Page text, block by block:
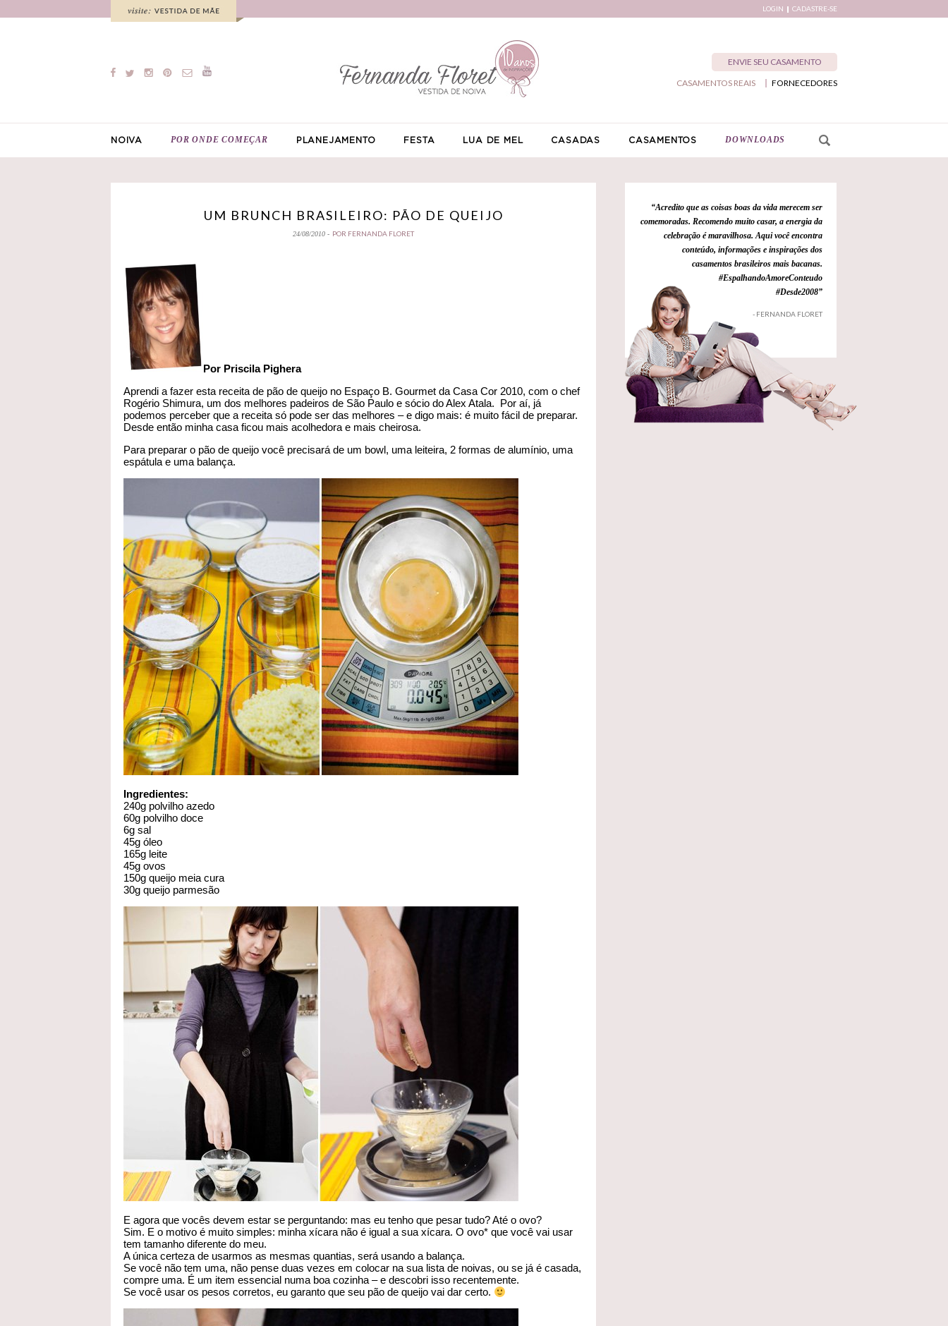
LOGIN CADASTRE-SE
ENVIE SEU CASAMENTO
FORNECEDORES
CASAMENTOS REAIS
NOIVA POR ONDE COMEÇAR PLANEJAMENTO FESTA LUA DE MEL CASADAS CASAMENTOS DOWNLOADS
UM BRUNCH BRASILEIRO: PÃO DE QUEIJO
24/08/2010 - POR FERNANDA FLORET
Por Priscila Pighera
Aprendi a fazer esta receita de pão de queijo no Espaço B. Gourmet da Casa Cor 2010, com o chef
Rogério Shimura, um dos melhores padeiros de São Paulo e sócio do Alex Atala. Por aí, já
podemos perceber que a receita só pode ser das melhores – e digo mais: é muito fácil de preparar.
Desde então minha casa ficou mais acolhedora e mais cheirosa.
Para preparar o pão de queijo você precisará de um bowl, uma leiteira, 2 formas de alumínio, uma
espátula e uma balança.
Ingredientes:
240g polvilho azedo
60g polvilho doce
6g sal
45g óleo
165g leite
45g ovos
150g queijo meia cura
30g queijo parmesão
E agora que vocês devem estar se perguntando: mas eu tenho que pesar tudo? Até o ovo?
Sim. E o motivo é muito simples: minha xícara não é igual a sua xícara. O ovo* que você vai usar
tem tamanho diferente do meu.
A única certeza de usarmos as mesmas quantias, será usando a balança.
Se você não tem uma, não pense duas vezes em colocar na sua lista de noivas, ou se já é casada,
compre uma. É um item essencial numa boa cozinha – e descobri isso recentemente.
Se você usar os pesos corretos, eu garanto que seu pão de queijo vai dar certo.
“Acredito que as coisas boas da vida merecem ser
comemoradas. Recomendo muito casar, a energia da
celebração é maravilhosa. Aqui você encontra
conteúdo, informações e inspirações dos
casamentos brasileiros mais bacanas.
#EspalhandoAmoreConteudo
#Desde2008”
- FERNANDA FLORET